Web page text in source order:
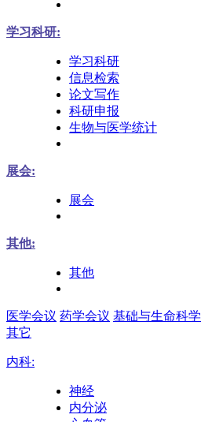
学习科研:
学习科研
信息检索
论文写作
科研申报
生物与医学统计
展会:
展会
其他:
其他
医学会议 药学会议 基础与生命科学
其它
内科:
神经
内分泌